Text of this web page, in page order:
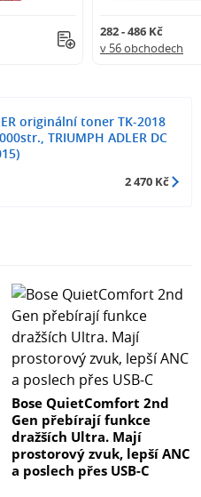
282 - 486 Kč
v 56 obchodech
originální toner TK-2018
TRIUMPH ADLER DC
2 470 Kč
Bose QuietComfort 2nd
Gen přebírají funkce
dražších Ultra. Mají
prostorový zvuk, lepší ANC
a poslech přes USB-C